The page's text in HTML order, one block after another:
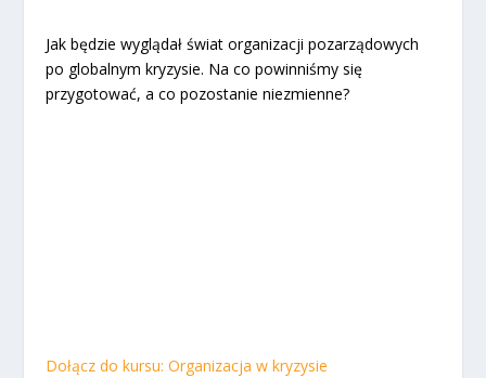
Jak będzie wyglądał świat organizacji pozarządowych
po globalnym kryzysie. Na co powinniśmy się
przygotować, a co pozostanie niezmienne?
Dołącz do kursu: Organizacja w kryzysie